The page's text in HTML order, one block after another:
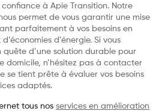
à Apie Transition. Notre
permet de vous garantir une mise
parfaitement à vos besoins en
d’énergie. Si vous
d’une solution durable pour
domicile, n’hésitez pas à contacter
se tient prête à évaluer vos besoins
adaptés.
tous nos services en amélioration